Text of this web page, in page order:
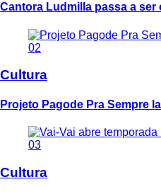
Cantora Ludmilla passa a
02
Cultura
Projeto Pagode Pra Sempre
03
Cultura